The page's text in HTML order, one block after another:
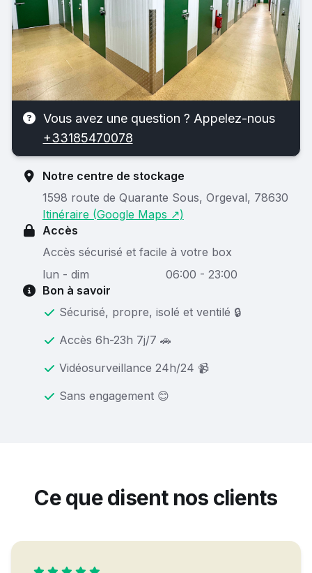
Vous avez une question ? Appelez-nous
+33185470078
Notre centre de stockage
1598 route de Quarante Sous, Orgeval, 78630
Itinéraire (Google Maps ↗)
Accès
Accès sécurisé et facile à votre box
lun - dim
06:00 - 23:00
Bon à savoir
Sécurisé, propre, isolé et ventilé 🔒
Accès 6h-23h 7j/7 🚗
Vidéosurveillance 24h/24 📹
Sans engagement 😊
Ce que disent nos clients